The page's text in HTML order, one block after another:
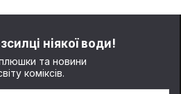
ніякої води!
та новини
коміксів.